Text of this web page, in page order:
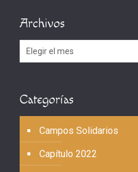
Archivos
Archivos
Categorías
Campos Solidarios
Capítulo 2022